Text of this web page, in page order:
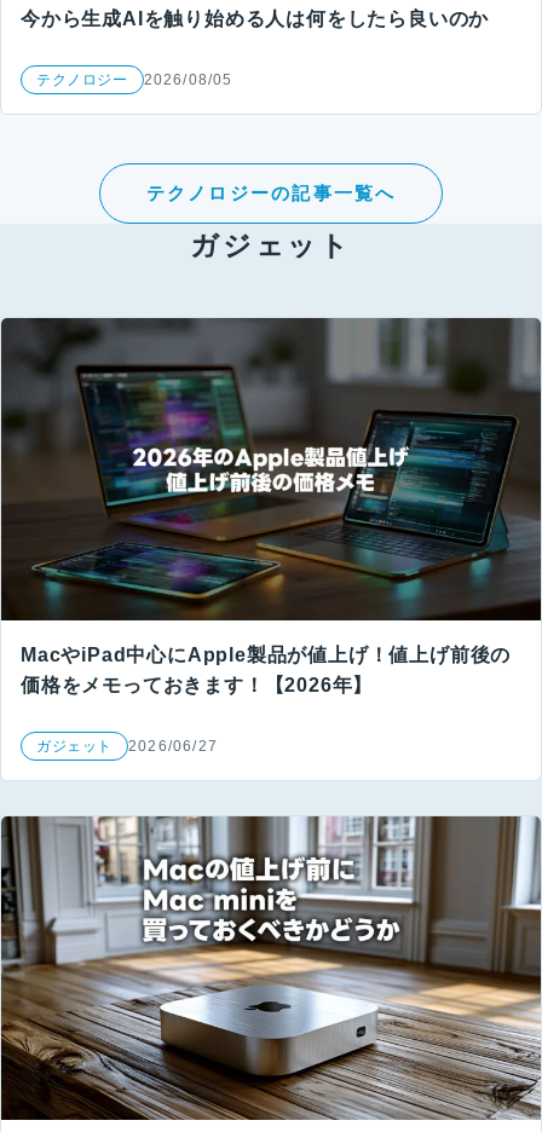
今から生成AIを触り始める人は何をしたら良いのか
テクノロジー 2026/08/05
テクノロジーの記事一覧へ
ガジェット
MacやiPad中心にApple製品が値上げ！値上げ前後の
価格をメモっておきます！【2026年】
ガジェット 2026/06/27